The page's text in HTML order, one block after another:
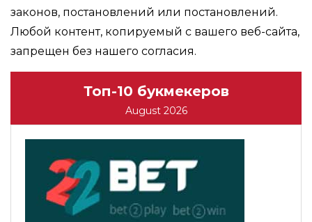
законов, постановлений или постановлений.
Любой контент, копируемый с вашего веб-сайта,
запрещен без нашего согласия.
Топ-10 букмекеров
August 2026